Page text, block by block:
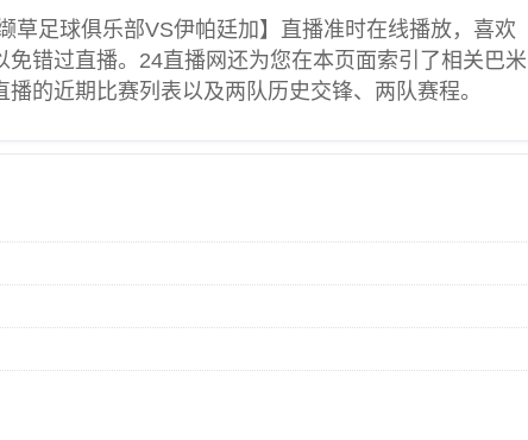
缬草足球俱乐部VS伊帕廷加】直播准时在线播放，喜欢
免错过直播。24直播网还为您在本页面索引了相关巴米
的近期比赛列表以及两队历史交锋、两队赛程。